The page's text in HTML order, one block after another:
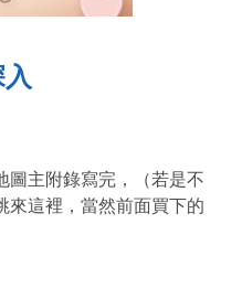
圖主附錄寫完，（若是不
來這裡，當然前面買下的